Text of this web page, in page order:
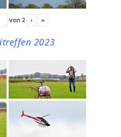
von 2 › »
2023